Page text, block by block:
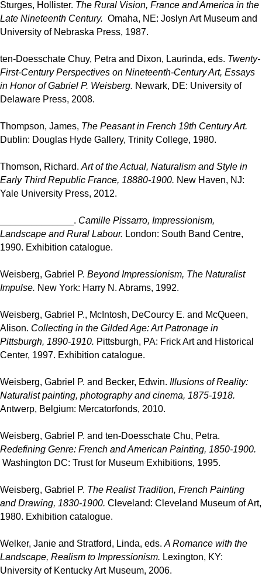
Sturges, Hollister. The Rural Vision, France and America in the
Late Nineteenth Century. Omaha, NE: Joslyn Art Museum and
University of Nebraska Press, 1987.
ten-Doesschate Chuy, Petra and Dixon, Laurinda, eds. Twenty-
First-Century Perspectives on Nineteenth-Century Art, Essays
in Honor of Gabriel P. Weisberg. Newark, DE: University of
Delaware Press, 2008.
Thompson, James, The Peasant in French 19th Century Art.
Dublin: Douglas Hyde Gallery, Trinity College, 1980.
Thomson, Richard. Art of the Actual, Naturalism and Style in
Early Third Republic France, 18880-1900. New Haven, NJ:
Yale University Press, 2012.
______________. Camille Pissarro, Impressionism,
Landscape and Rural Labour. London: South Band Centre,
1990. Exhibition catalogue.
Weisberg, Gabriel P. Beyond Impressionism, The Naturalist
Impulse. New York: Harry N. Abrams, 1992.
Weisberg, Gabriel P., McIntosh, DeCourcy E. and McQueen,
Alison. Collecting in the Gilded Age: Art Patronage in
Pittsburgh, 1890-1910. Pittsburgh, PA: Frick Art and Historical
Center, 1997. Exhibition catalogue.
Weisberg, Gabriel P. and Becker, Edwin. Illusions of Reality:
Naturalist painting, photography and cinema, 1875-1918.
Antwerp, Belgium: Mercatorfonds, 2010.
Weisberg, Gabriel P. and ten-Doesschate Chu, Petra.
Redefining Genre: French and American Painting, 1850-1900.
Washington DC: Trust for Museum Exhibitions, 1995.
Weisberg, Gabriel P. The Realist Tradition, French Painting
and Drawing, 1830-1900. Cleveland: Cleveland Museum of Art,
1980. Exhibition catalogue.
Welker, Janie and Stratford, Linda, eds. A Romance with the
Landscape, Realism to Impressionism. Lexington, KY:
University of Kentucky Art Museum, 2006.